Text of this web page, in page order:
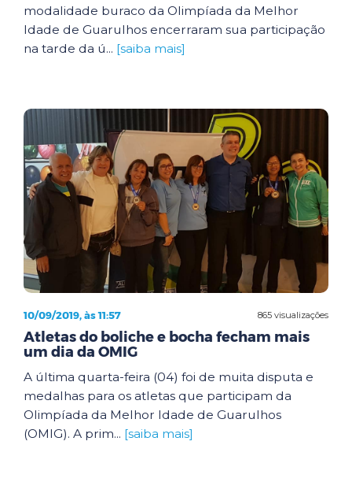
modalidade buraco da Olimpíada da Melhor
Idade de Guarulhos encerraram sua participação
na tarde da ú... [saiba mais]
865 visualizações
10/09/2019, às 11:57
Atletas do boliche e bocha fecham mais
um dia da OMIG
A última quarta-feira (04) foi de muita disputa e
medalhas para os atletas que participam da
Olimpíada da Melhor Idade de Guarulhos
(OMIG). A prim... [saiba mais]